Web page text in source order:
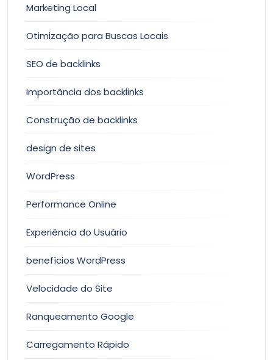
Marketing Local
Otimização para Buscas Locais
SEO de backlinks
Importância dos backlinks
Construção de backlinks
design de sites
WordPress
Performance Online
Experiência do Usuário
benefícios WordPress
Velocidade do Site
Ranqueamento Google
Carregamento Rápido